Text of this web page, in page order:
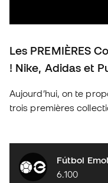
Les PREMIÈRES
! Nike, Adidas et
Aujourd’hui, on te
trois premières
technologies qui
crampons idéaux pour
ton modèle préféré ?
Fútbol
6.100